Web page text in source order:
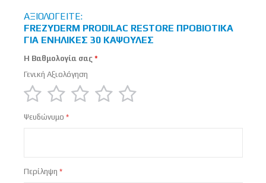
ΑΞΙΟΛΟΓΕΊΤΕ:
FREZYDERM PRODILAC RESTORE ΠΡΟΒΙΟΤΙΚΑ
ΓΙΑ ΕΝΗΛΙΚΕΣ 30 ΚΑΨΟΥΛΕΣ
Η Βαθμολογία σας
Γενική Αξιολόγηση
star
stars
stars
stars
stars
Ψευδώνυμο
Περίληψη